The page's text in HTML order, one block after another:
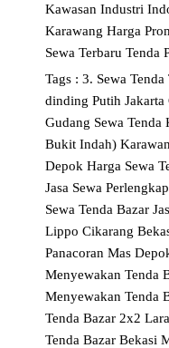
Kawasan Industri
KarawangHarga
Sewa Terbaru Tenda
Tags : 3. Sewa
dinding Putih Jakarta
Gudang Sewa
Bukit Indah)
DepokHarga Sewa
Jasa Sewa
Sewa Tenda Bazar
Lippo Cikarang
Panacoran Mas
Menyewakan Tenda
Menyewakan Tenda
Tenda Bazar 2x2
Tenda Bazar Bekasi